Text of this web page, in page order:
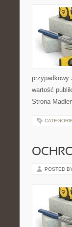
przypadkowy
wartość
Strona
POSTED